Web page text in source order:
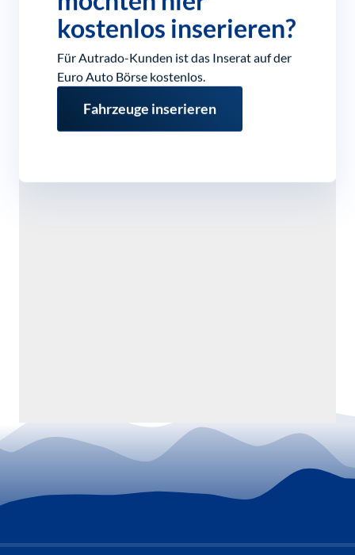
kostenlos inserieren?
Für Autrado-Kunden ist das Inserat auf der
Euro Auto Börse kostenlos.
Fahrzeuge inserieren